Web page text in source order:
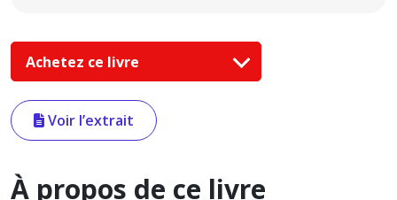
Achetez ce livre
Voir l’extrait
À propos de ce livre